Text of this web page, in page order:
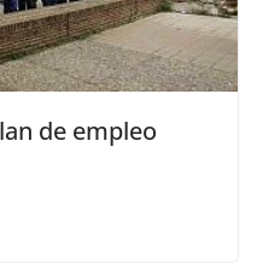
de empleo